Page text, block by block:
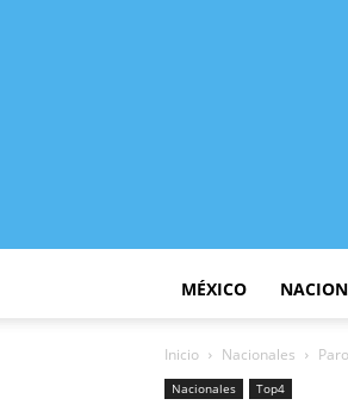
MÉXICO
Inicio Nacionales
Nacionales Top4